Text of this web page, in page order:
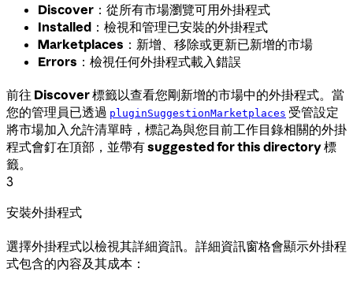
Discover ：從所有市場瀏覽可用外掛程式
Installed ：檢視和管理已安裝的外掛程式
Marketplaces ：新增、移除或更新已新增的市場
Errors ：檢視任何外掛程式載入錯誤
前往 Discover標籤以查看您剛新增的市場中的外掛程式。當
您的管理員已透過 pluginSuggestionMarketplaces 受管設定
將市場加入允許清單時，標記為與您目前工作目錄相關的外掛
程式會釘在頂部，並帶有suggested for this directory標
籤。
3
安裝外掛程式
選擇外掛程式以檢視其詳細資訊。詳細資訊窗格會顯示外掛程
式包含的內容及其成本：